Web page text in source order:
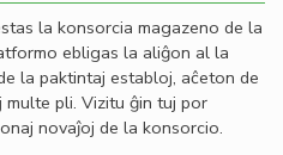
la konsorcia magazeno de la
ebligas la aliĝon al la
la paktintaj establoj, aĉeton de
pli. Vizitu ĝin tuj por
novaĵoj de la konsorcio.